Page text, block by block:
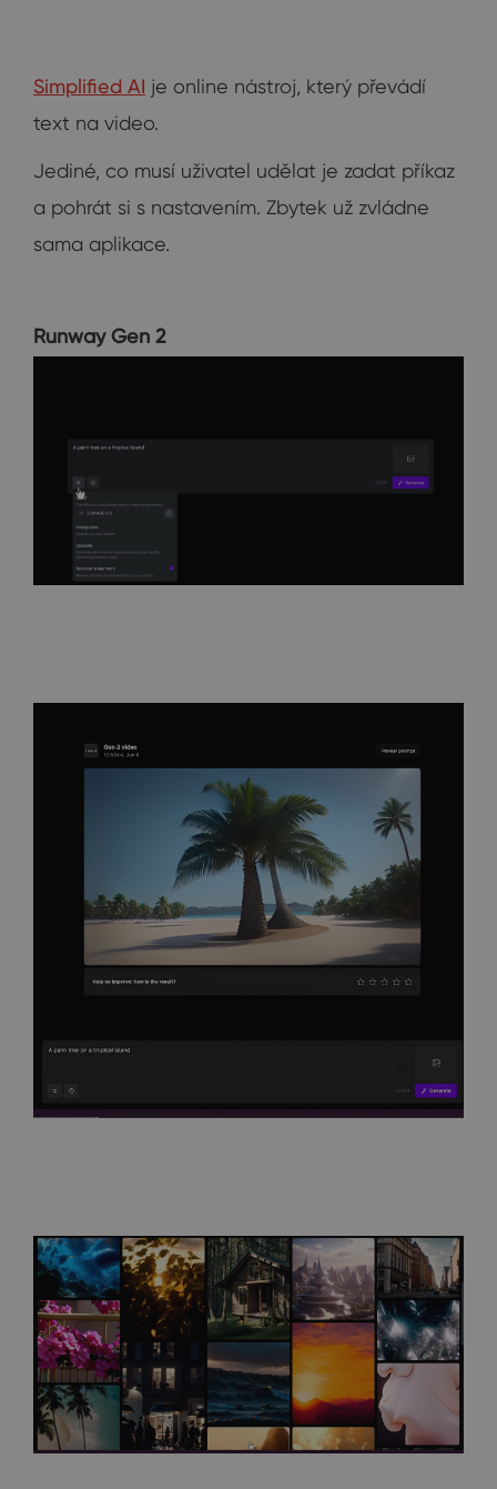
Simplified AI je online nástroj, který převádí
text na video.
Jediné, co musí uživatel udělat je zadat příkaz
a pohrát si s nastavením. Zbytek už zvládne
sama aplikace.
Runway Gen 2